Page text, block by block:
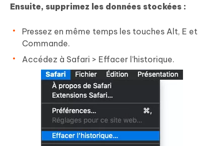
Ensuite, supprimez les données stockées :
Pressez en même temps les touches Alt, E et
Commande.
Accédez à Safari > Effacer l’historique.